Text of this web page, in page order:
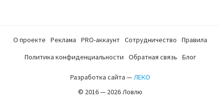
О проекте Реклама PRO-аккаунт Сотрудничество
Правила
Политика конфиденциальности
Обратная связь Блог
Разработка сайта —ЛЕКО
© 2016 — 2026 Ловлю